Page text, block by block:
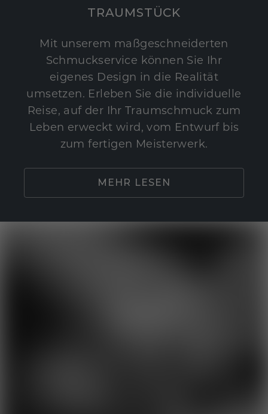
TRAUMSTÜCK
Mit unserem maßgeschneiderten
Schmuckservice können Sie Ihr
eigenes Design in die Realität
umsetzen. Erleben Sie die individuelle
Reise, auf der Ihr Traumschmuck zum
Leben erweckt wird, vom Entwurf bis
zum fertigen Meisterwerk.
MEHR LESEN